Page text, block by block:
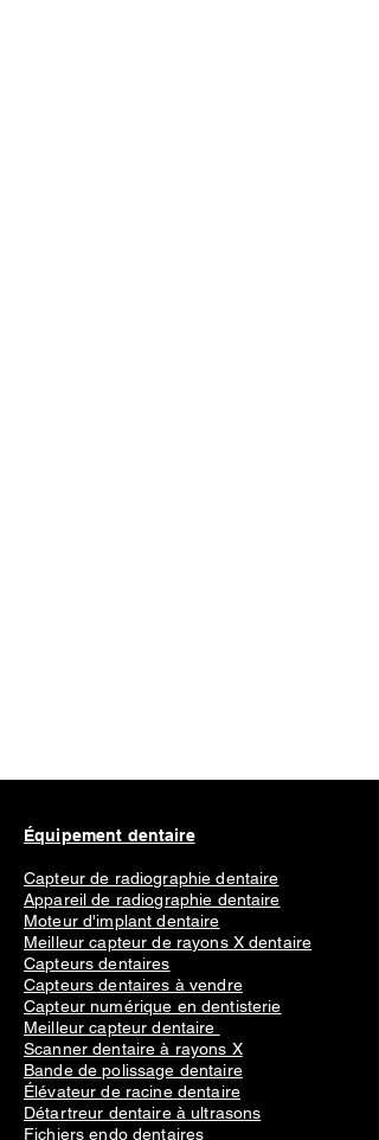
Équipement dentaire
Capteur de radiographie dentaire
Appareil de radiographie dentaire
Moteur d'implant dentaire
Meilleur capteur de rayons X dentaire
Capteurs dentaires
Capteurs dentaires à vendre
Capteur numérique en dentisterie
Meilleur capteur dentaire
Scanner dentaire à rayons X
Bande de polissage dentaire
Élévateur de racine dentaire
Détartreur dentaire à ultrasons
Fichiers endo dentaires